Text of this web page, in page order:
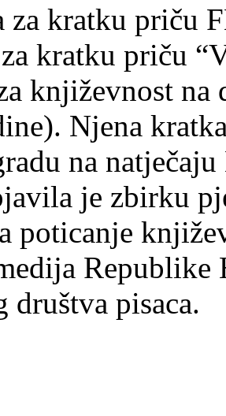
za kratku priču
kratku priču
književnost na
Njena
na
je zbirku
poticanje
Republike
društva pisaca.